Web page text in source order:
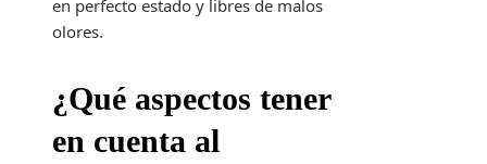
en perfecto estado y libres de malos
olores.
¿Qué aspectos tener
en cuenta al